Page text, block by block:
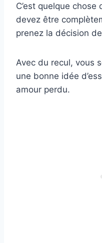
C’est quelque chose
devez être
prenez la décision
Avec du recul, vous
une bonne idée
amour perdu.